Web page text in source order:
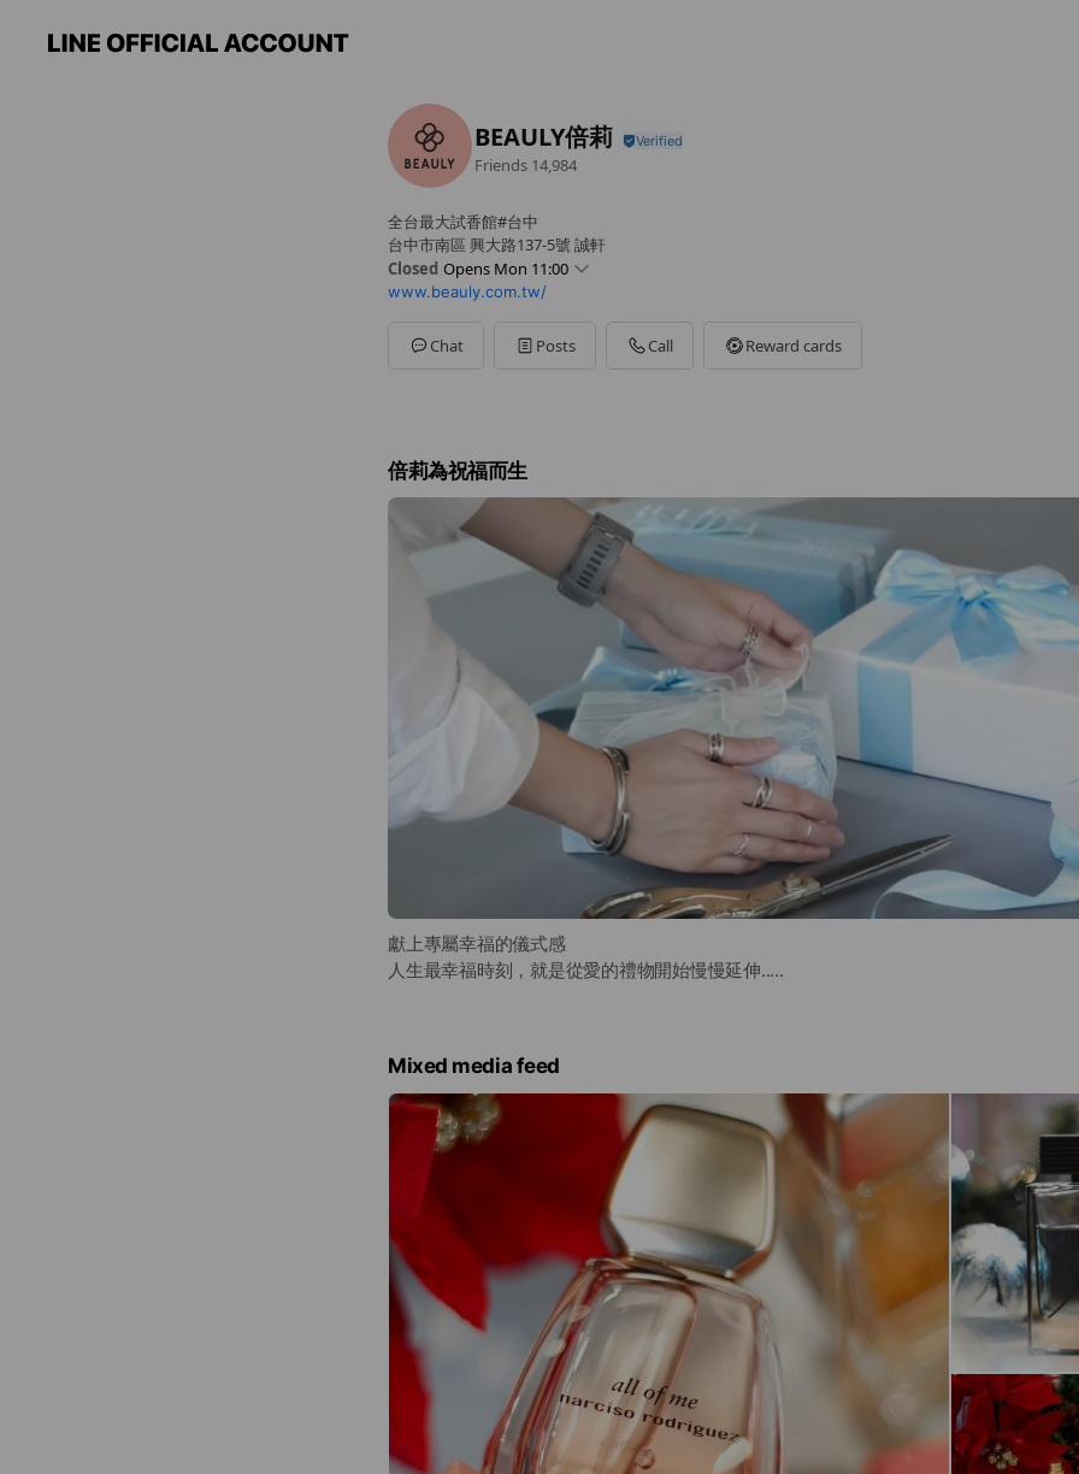
BEAULY倍莉
Friends 14,984
全台最大試香館#台中
台中市南區 興大路137-5號 誠軒
Closed Opens Mon 11:00
Mon11:00 - 21:00
www.beauly.com.tw/
Chat Posts Call Reward cards
倍莉為祝福而生
獻上專屬幸福的儀式感
人生最幸福時刻，就是從愛的禮物開始慢慢延伸.....
Mixed media feed